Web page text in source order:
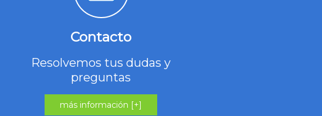
Contacto
Resolvemos tus dudas y
preguntas
más información [+]